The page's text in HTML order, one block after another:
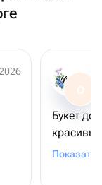
2026
О
Букет
Показать